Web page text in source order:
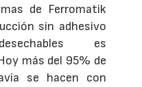
de Ferromatik
sin adhesivo
es
más del 95% de
se hacen con